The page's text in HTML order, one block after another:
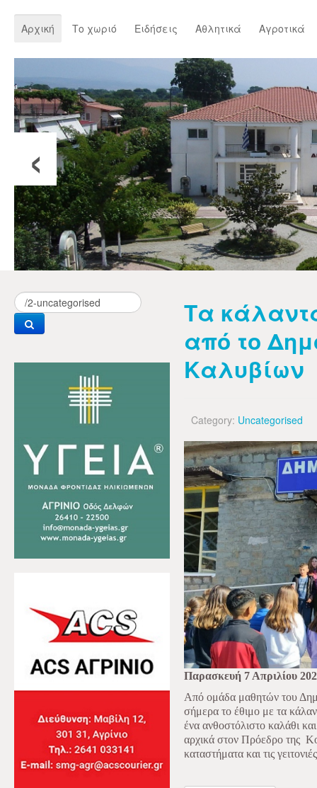
Αρχική Το χωριό Ειδήσεις Αθλητικά Αγροτικά
‹
Τα
από το
Καλυβίων
Category: Uncategorised
Παρασκευή 7 Απριλίου
Από ομάδα μαθητών του
σήμερα το έθιμο με τα
ένα ανθοστόλιστο καλάθι
αρχικά στον Πρόεδρο της
καταστήματα και τις